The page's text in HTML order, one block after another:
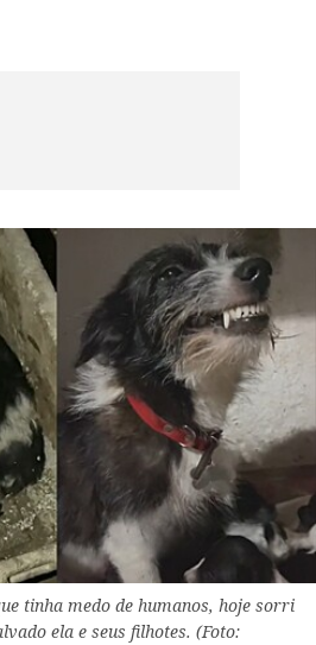
tinha medo de humanos, hoje sorri
ela e seus filhotes. (Foto: